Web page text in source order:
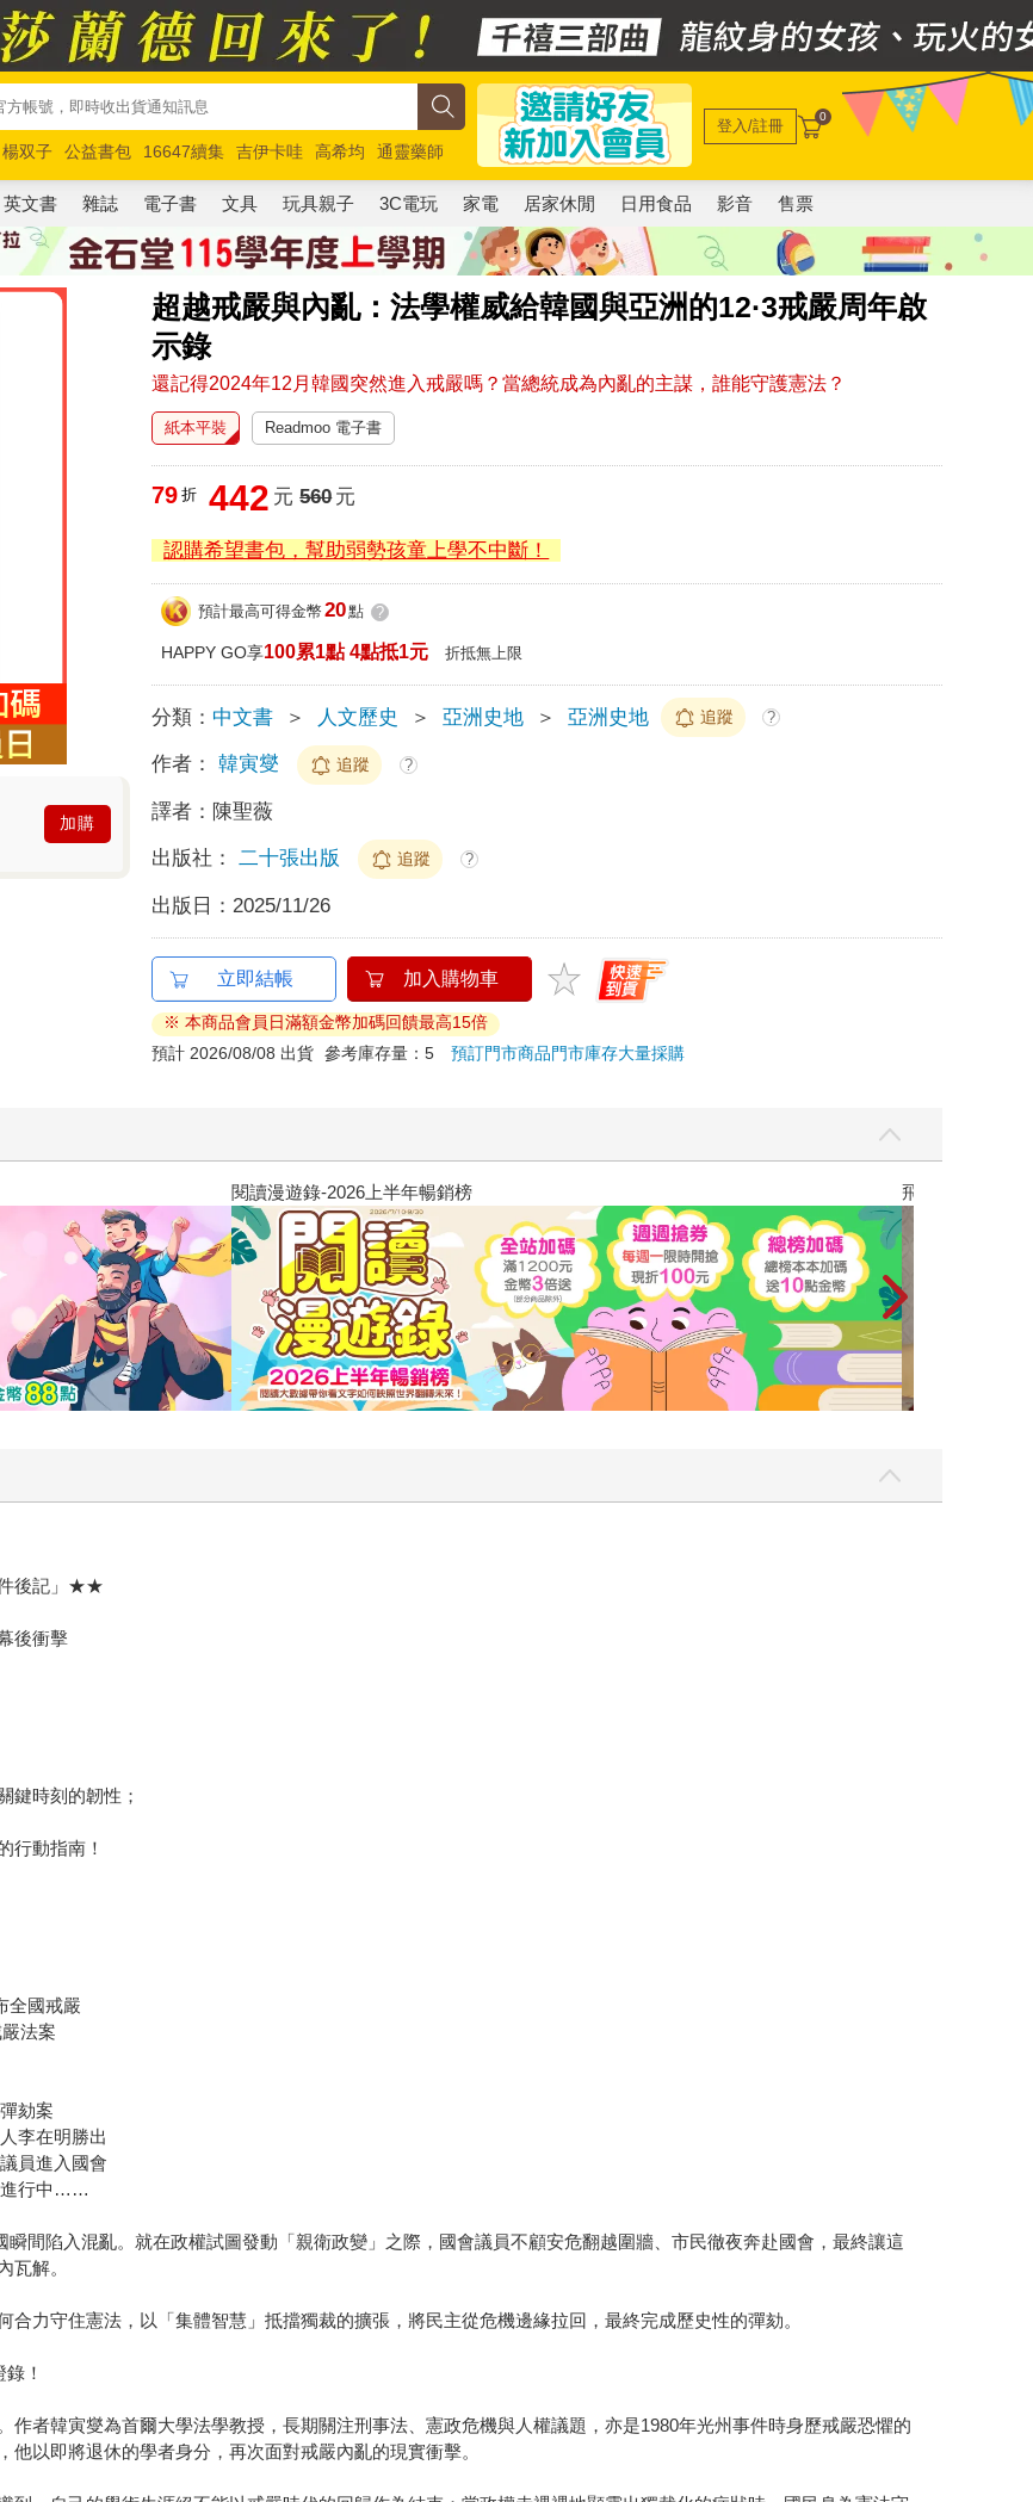
楊双子 公益書包 16647續集 吉伊卡哇 高希均
通靈藥師
新作 馬斯克 玩具總動員5 超慢跑
登入/註冊 0
英文書 雜誌 電子書 文具 玩具親子 3C電玩 家電 居家休閒 日用食品 影音 售票
超越戒嚴與內亂：法學權威給韓國與亞洲的12·3戒嚴周年啟
示錄
還記得2024年12月韓國突然進入戒嚴嗎？當總統成為內亂的主謀，誰能守護憲法？
加購
紙本平裝 Readmoo 電子書
79 折 442 元 560元
認購希望書包，幫助弱勢孩童上學不中斷！
預計最高可得金幣 20點 ?
HAPPY GO享100累1點 4點抵1元 折抵無上限
分類： 中文書 ＞ 人文歷史 ＞ 亞洲史地 ＞ 亞洲史地 追蹤 ?
作者： 韓寅燮 追蹤 ?
譯者： 陳聖薇
出版社： 二十張出版 追蹤 ?
出版日： 2025/11/26
立即結帳 加入購物車
※ 本商品會員日滿額金幣加碼回饋最高15倍
預計 2026/08/08 出貨 參考庫存量：5預訂門市商品門市庫存大量採購
閱讀漫遊錄-2026上半年暢銷榜 飛吧，鴻！：母
後記」★★
後衝擊
鍵時刻的韌性；
行動指南！
全國戒嚴
法案
劾案
李在明勝出
員進入國會
進行中……
間陷入混亂。就在政權試圖發動「親衛政變」之際，國會議員不顧安危翻越圍牆、市民徹夜奔赴國會，最終讓這
瓦解。
力守住憲法，以「集體智慧」抵擋獨裁的擴張，將民主從危機邊緣拉回，最終完成歷史性的彈劾。
！
者韓寅燮為首爾大學法學教授，長期關注刑事法、憲政危機與人權議題，亦是1980年光州事件時身歷戒嚴恐懼的
以即將退休的學者身分，再次面對戒嚴內亂的現實衝擊。